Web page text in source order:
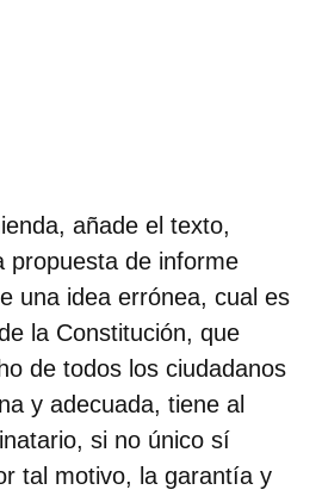
añade el texto,
propuesta de informe
una idea errónea, cual es
la Constitución, que
de todos los ciudadanos
y adecuada, tiene al
si no único sí
tal motivo, la garantía y